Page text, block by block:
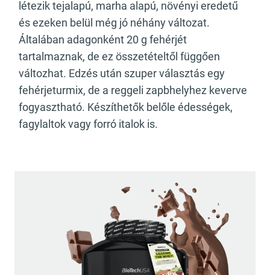
létezik tejalapú, marha alapú, növényi eredetű
és ezeken belül még jó néhány változat.
Általában adagonként 20 g fehérjét
tartalmaznak, de ez összetételtől függően
változhat. Edzés után szuper választás egy
fehérjeturmix, de a reggeli zapbhelyhez keverve
fogyasztható. Készíthetők belőle édességek,
fagylaltok vagy forró italok is.